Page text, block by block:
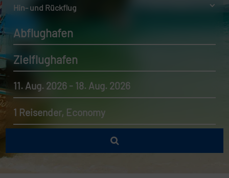
Hin- und Rückflug
Abflughafen
Zielflughafen
11. Aug. 2026 - 18. Aug. 2026
1 Reisender, Economy